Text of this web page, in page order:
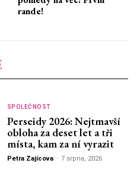
rande!
SPOLEČNOST
Perseidy 2026: Nejtmavší
obloha za deset let a tři
místa, kam za ní vyrazit
Petra Zajícova - 7 srpna, 2026